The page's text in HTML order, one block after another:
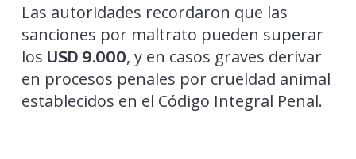
Las autoridades recordaron que las
sanciones por maltrato pueden superar
los USD 9.000, y en casos graves derivar
en procesos penales por crueldad animal
establecidos en el Código Integral Penal.